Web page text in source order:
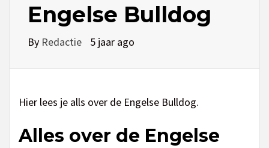
Engelse Bulldog
By Redactie 5 jaar ago
Hier lees je alls over de Engelse Bulldog.
Alles over de Engelse